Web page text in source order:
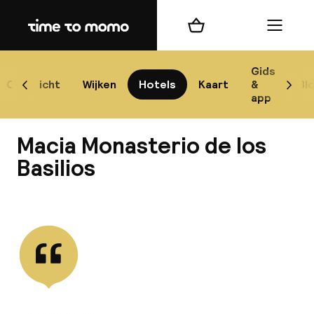
Home
Overzicht Wijken Hotels Kaart
Gids
&
app
Scroll naar links
Winkelmand Menu
Macia Monasterio de los
Basilios